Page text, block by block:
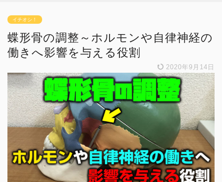
イチオシ！
蝶形骨の調整～ホルモンや自律神経の
働きへ影響を与える役割
2020年9月14日